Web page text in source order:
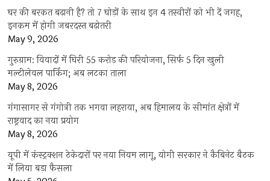
घर की बरकत बढ़ानी है? तो 7 घोड़ों के साथ इन 4 तस्वीरों को भी दें जगह,
इनकम में होगी जबरदस्त बढ़ोतरी
May 9, 2026
गुरुग्राम: विवादों में घिरी 55 करोड़ की परियोजना, सिर्फ 5 दिन खुली
मल्टीलेवल पार्किंग; अब लटका ताला
May 8, 2026
गंगासागर से गंगोत्री तक भगवा लहराया, अब हिमालय के सीमांत क्षेत्रों में
राष्ट्रवाद का नया प्रयोग
May 8, 2026
यूपी में कंस्ट्रक्शन ठेकेदारों पर नया नियम लागू, योगी सरकार ने कैबिनेट बैठक
में लिया बड़ा फैसला